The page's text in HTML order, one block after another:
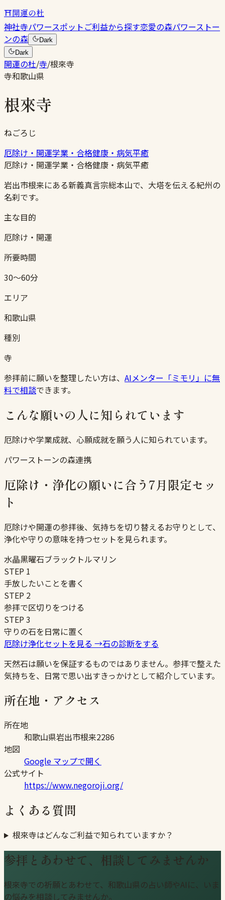
⛩開運の杜
神社寺パワースポットご利益から探す恋愛の森パワーストー
ンの森
Dark
Dark
開運の杜/寺/根來寺
寺和歌山県
根來寺
ねごろじ
厄除け・開運学業・合格健康・病気平癒
厄除け・開運学業・合格健康・病気平癒
岩出市根来にある新義真言宗総本山で、大塔を伝える紀州の
名刹です。
主な目的
厄除け・開運
所要時間
30〜60分
エリア
和歌山県
種別
寺
参拝前に願いを整理したい方は、 AIメンター「ミモリ」に無
料で相談できます。
こんな願いの人に知られています
厄除けや学業成就、心願成就を願う人に知られています。
パワーストーンの森連携
厄除け・浄化の願いに合う7月限定セッ
ト
厄除けや開運の参拝後、気持ちを切り替えるお守りとして、
浄化や守りの意味を持つセットを見られます。
水晶黒曜石ブラックトルマリン
STEP 1
手放したいことを書く
STEP 2
参拝で区切りをつける
STEP3
守りの石を日常に置く
厄除け浄化セットを見る →石の診断をする
天然石は願いを保証するものではありません。参拝で整えた
気持ちを、日常で思い出すきっかけとして紹介しています。
所在地・アクセス
所在地
和歌山県岩出市根来2286
地図
Google マップで開く
公式サイト
https://www.negoroji.org/
よくある質問
根來寺はどんなご利益で知られていますか？
参拝とあわせて、相談してみませんか
根來寺での祈願とあわせて、和歌山県の占い師やAIに、いま
の悩みを相談してみませんか。